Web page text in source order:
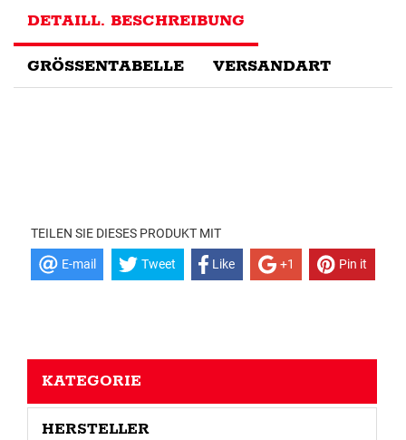
DETAILL. BESCHREIBUNG
GRÖSSENTABELLE VERSANDART
TEILEN SIE DIESES PRODUKT MIT
E-mail Tweet Like +1 Pin it
KATEGORIE
HERSTELLER